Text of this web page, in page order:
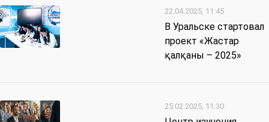
22.04.2025, 11:45
В Уральске стартовал
проект «Жастар
қалқаны – 2025»
25.02.2025, 11:30